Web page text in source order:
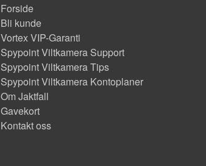
Forside
Bli kunde
Vortex VIP-Garanti
Spypoint Viltkamera Support
Spypoint Viltkamera Tips
Spypoint Viltkamera Kontoplaner
Om Jaktfall
Gavekort
Kontakt oss